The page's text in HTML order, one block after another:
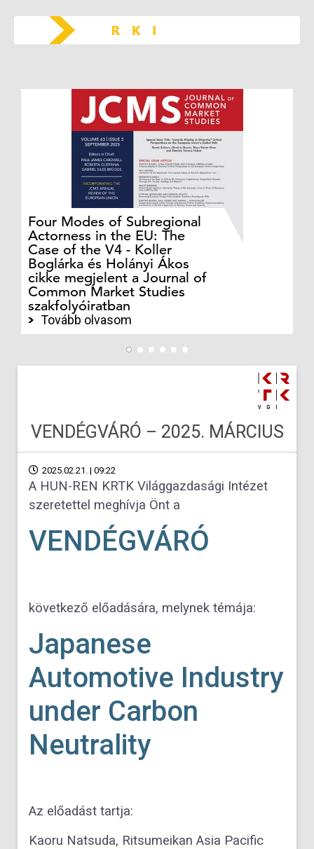
Four Modes of Subregional
Actorness in the EU: The
Case of the V4 - Koller
Boglárka és Holányi Ákos
cikke megjelent a Journal of
Common Market Studies
szakfolyóiratban
Tovább olvasom
VENDÉGVÁRÓ – 2025. MÁRCIUS
2025.02.21. | 09:22
A HUN-REN KRTK Világgazdasági Intézet
szeretettel meghívja Önt a
VENDÉGVÁRÓ
következő előadására, melynek témája:
Japanese
Automotive Industry
under Carbon
Neutrality
Az előadást tartja:
Kaoru Natsuda, Ritsumeikan Asia Pacific